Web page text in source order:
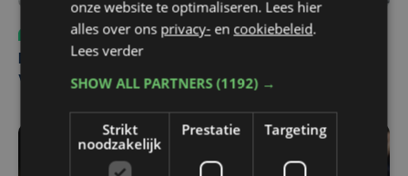
Sport
do 6 augustus | 10:49
Margot Vanpachtenbeke beklimt zeven keer de Mont
Ventoux
onze website te optimaliseren. Lees hier
alles over ons privacy- en cookiebeleid.
Lees verder
SHOW ALL PARTNERS(1192) →
Strikt
noodzakelijk
Prestatie Targeting